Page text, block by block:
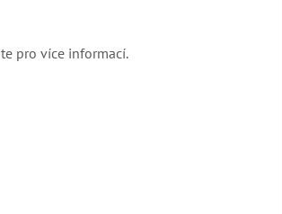
pro více informací.